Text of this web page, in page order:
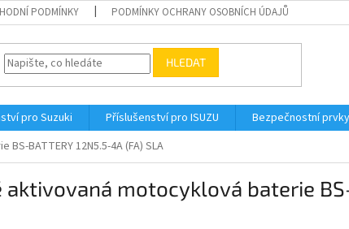
PODMÍNKY PODMÍNKY OCHRANY OSOBNÍCH ÚDAJŮ
HLEDAT
pro Suzuki Příslušenství pro ISUZU Bezpečnostní prvky
BATTERY 12N5.5-4A (FA) SLA
aktivovaná motocyklová baterie BS-